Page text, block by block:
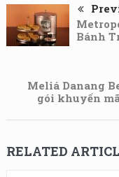
Bánh
Meliá Danang
gói khuyến
RELATED